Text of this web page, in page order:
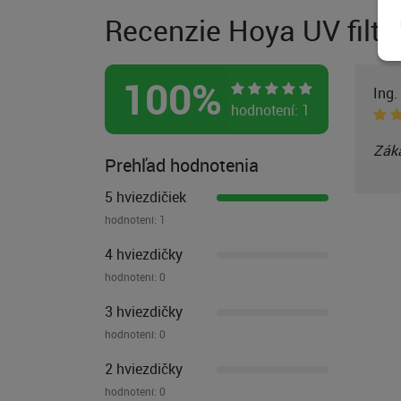
Recenzie Hoya UV
100% hodnotení: 1
Prehľad hodnotenia
5 hviezdičiek
hodnotení: 1
4 hviezdičky
hodnotení: 0
3 hviezdičky
hodnotení: 0
2 hviezdičky
hodnotení: 0